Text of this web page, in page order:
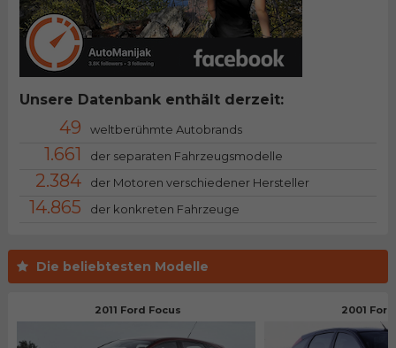
Die beliebtesten Modelle
2011 Ford Focus 2001
Unsere Datenbank enthält derzeit:
49 weltberühmte Autobrands
1.661 der separaten Fahrzeugsmodelle
2.384 der Motoren verschiedener Hersteller
14.865 der konkreten Fahrzeuge